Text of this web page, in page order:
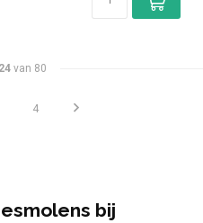
24 van 80
4
bij